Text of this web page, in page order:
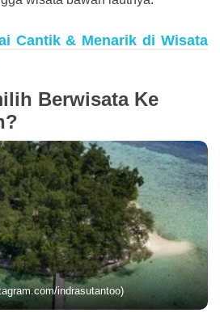
Cantik & Menarik di Wisata
Berwisata Ke
indrasutantoo)